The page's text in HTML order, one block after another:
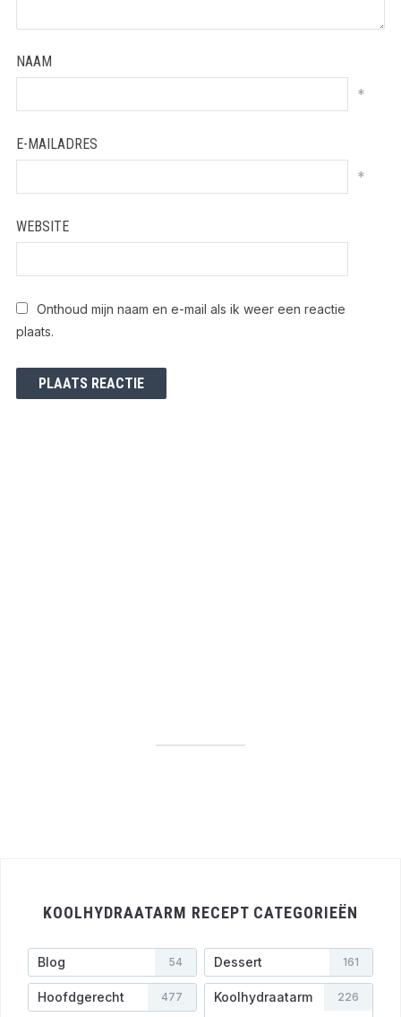
NAAM
*
E-MAILADRES
*
WEBSITE
Onthoud mijn naam en e-mail als ik weer een reactie
plaats.
KOOLHYDRAATARM RECEPT CATEGORIEËN
Blog 54 Dessert 161
Hoofdgerecht 477
Koolhydraatarm
226